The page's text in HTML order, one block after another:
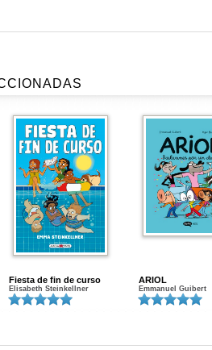
Fiesta de fin de curso
Elisabeth Steinkellner
ARIOL
Emmanuel Guibert